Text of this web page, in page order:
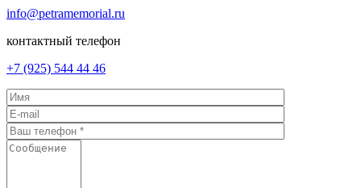
info@petramemorial.ru
контактный телефон
+7 (925) 544 44 46